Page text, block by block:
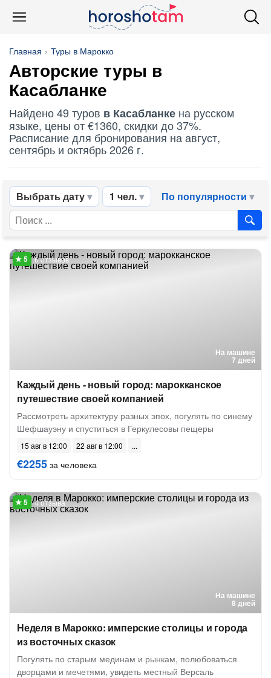
Главная Туры в Марокко
Авторские туры в
Касабланке
Найдено 49 туров в Касабланке на русском
языке, цены от €1360, скидки до 37%.
Расписание для бронирования на август,
сентябрь и октябрь 2026 г.
Выбрать дату 1 чел. По популярности
На машине
7 дней
6 отзывов
Каждый день - новый город: марокканское
путешествие своей компанией
Рассмотреть архитектуру разных эпох, погулять по синему
Шефшауэну и спуститься в Геркулесовы пещеры
15 авг в 12:00 22 авг в 12:00
€2255 за человека
На машине
8 дней
4 отзыва
Неделя в Марокко: имперские столицы и города
из восточных сказок
Погулять по старым мединам и рынкам, полюбоваться
дворцами и мечетями, увидеть местный Версаль